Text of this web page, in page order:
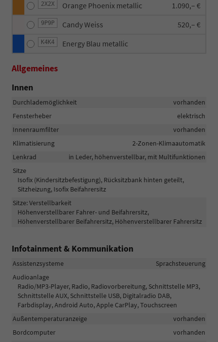
2X2X Orange Phoenix metallic 1.090,– €
9P9P Candy Weiss 520,– €
K4K4 Energy Blau metallic
Allgemeines
Innen
Durchlademöglichkeit
vorhanden
Fensterheber
elektrisch
Innenraumfilter
vorhanden
Klimatisierung
2-Zonen-Klimaautomatik
Lenkrad
in Leder, höhenverstellbar, mit Multifunktionen
Sitze
Isofix (Kindersitzbefestigung), Rücksitzbank hinten geteilt,
Sitzheizung, Isofix Beifahrersitz
Sitze: Verstellbarkeit
Höhenverstellbarer Fahrer- und Beifahrersitz,
Höhenverstellbarer Beifahrersitz, Höhenverstellbarer Fahrersitz
Infotainment & Kommunikation
Assistenzsysteme
Sprachsteuerung
Audioanlage
Radio/MP3-Player, Radio, Radiovorbereitung, Schnittstelle MP3,
Schnittstelle AUX, Schnittstelle USB, Digitalradio DAB,
Farbdisplay, Android Auto, Apple CarPlay, Touchscreen
Außentemperaturanzeige
vorhanden
Bordcomputer
vorhanden